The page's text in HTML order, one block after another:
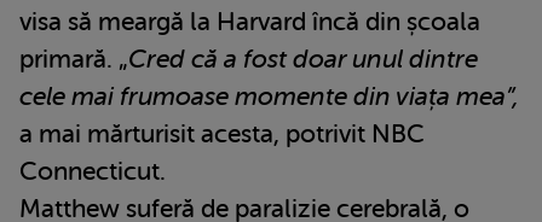
visa să meargă la Harvard încă din școala
primară. „Cred că a fost doar unul dintre
cele mai frumoase momente din viața mea”,
a mai mărturisit acesta, potrivit NBC
Connecticut.
Matthew suferă de paralizie cerebrală, o